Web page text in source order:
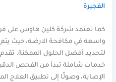
الفجيرة
كما تعتمد شركة كلين هاوس على
واسعة في مكافحة الارضة، حيث
لتحديد أفضل الحلول الممكنة.
خدمات شاملة تبدأ من الفحص
الإصابة، وصولًا إلى تطبيق العلاج